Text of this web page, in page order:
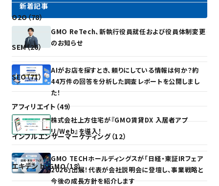
O2O（78）
SEM（26）
SEO（71）
アフィリエイト（49）
インフルエンサーマーケティング（12）
エキテン byGMO（18）
新着記事
GMO ReTech、新執行役員就任および役員体制変更
のお知らせ
AIがお店を探すとき、頼りにしている情報は何か？約
44万件の回答を分析した調査レポートを公開しまし
た！
株式会社上方住宅が『GMO賃貸DX 入居者アプ
リ/Web』を導入！
GMO TECHホールディングスが「日経・東証IRフェア
2026」出展！代表が会社説明会に登壇し、事業戦略と
今後の成長方針を紹介します